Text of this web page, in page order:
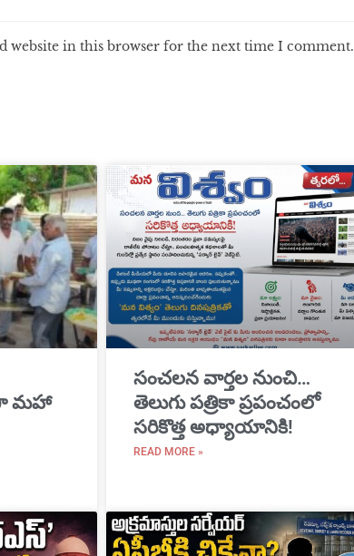
website in this browser for the next time I comment.
మహా
సంచలన వార్తల నుంచి…
తెలుగు పత్రికా ప్రపంచంలో
సరికొత్త అధ్యాయానికి!
READ MORE »